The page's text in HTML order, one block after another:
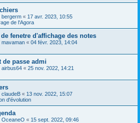
bergerm « 17 avr. 2023, 10:55
de l'Agora
fenetre d'affichage des notes
mavaman « 04 févr. 2023, 14:04
passe admi
airbus64 « 25 nov. 2022, 14:21
claudeB « 13 nov. 2022, 15:07
d'évolution
OceaneO « 15 sept. 2022, 09:46